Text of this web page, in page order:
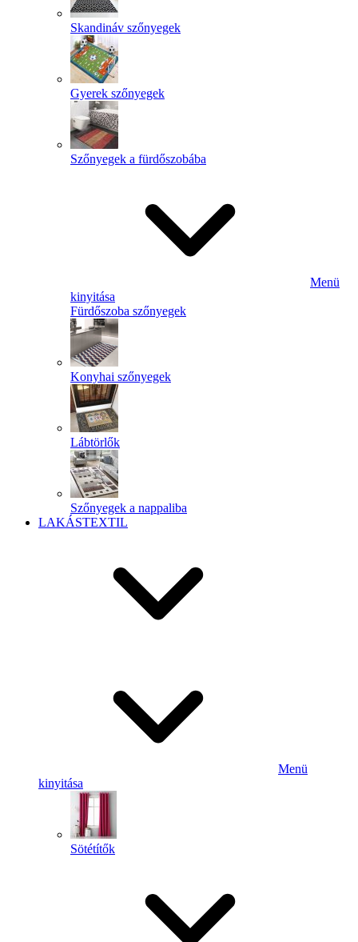
Skandináv szőnyegek
Gyerek szőnyegek
Szőnyegek a fürdőszobába
Menü
kinyitása
Fürdőszoba szőnyegek
Konyhai szőnyegek
Lábtörlők
Szőnyegek a nappaliba
LAKÁSTEXTIL
Menü
kinyitása
Sötétítők